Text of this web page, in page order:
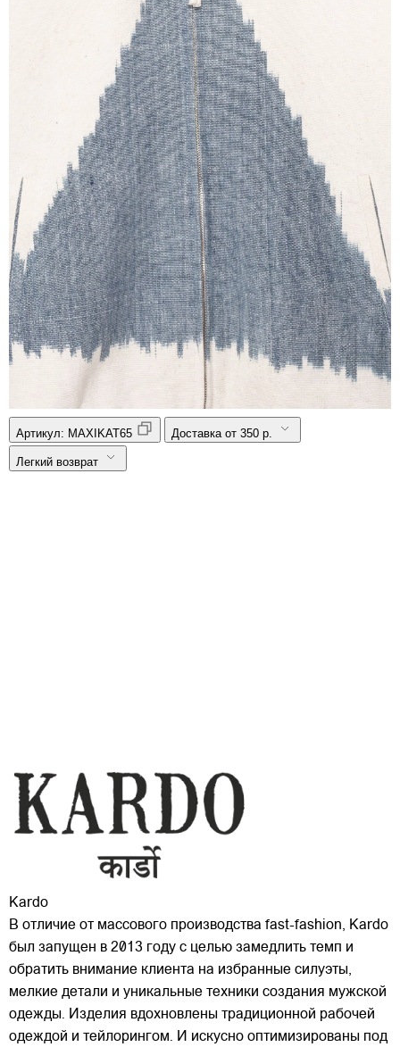
Артикул: MAXIKAT65 Доставка от 350 р.
Легкий возврат
Kardo
В отличие от массового производства fast-fashion, Kardo
был запущен в 2013 году с целью замедлить темп и
обратить внимание клиента на избранные силуэты,
мелкие детали и уникальные техники создания мужской
одежды. Изделия вдохновлены традиционной рабочей
одеждой и тейлорингом. И искусно оптимизированы под